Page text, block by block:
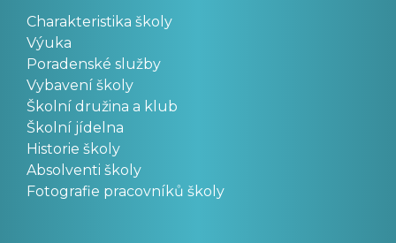
Charakteristika školy
Výuka
Poradenské služby
Vybavení školy
Školní družina a klub
Školní jídelna
Historie školy
Absolventi školy
Fotografie pracovníků školy